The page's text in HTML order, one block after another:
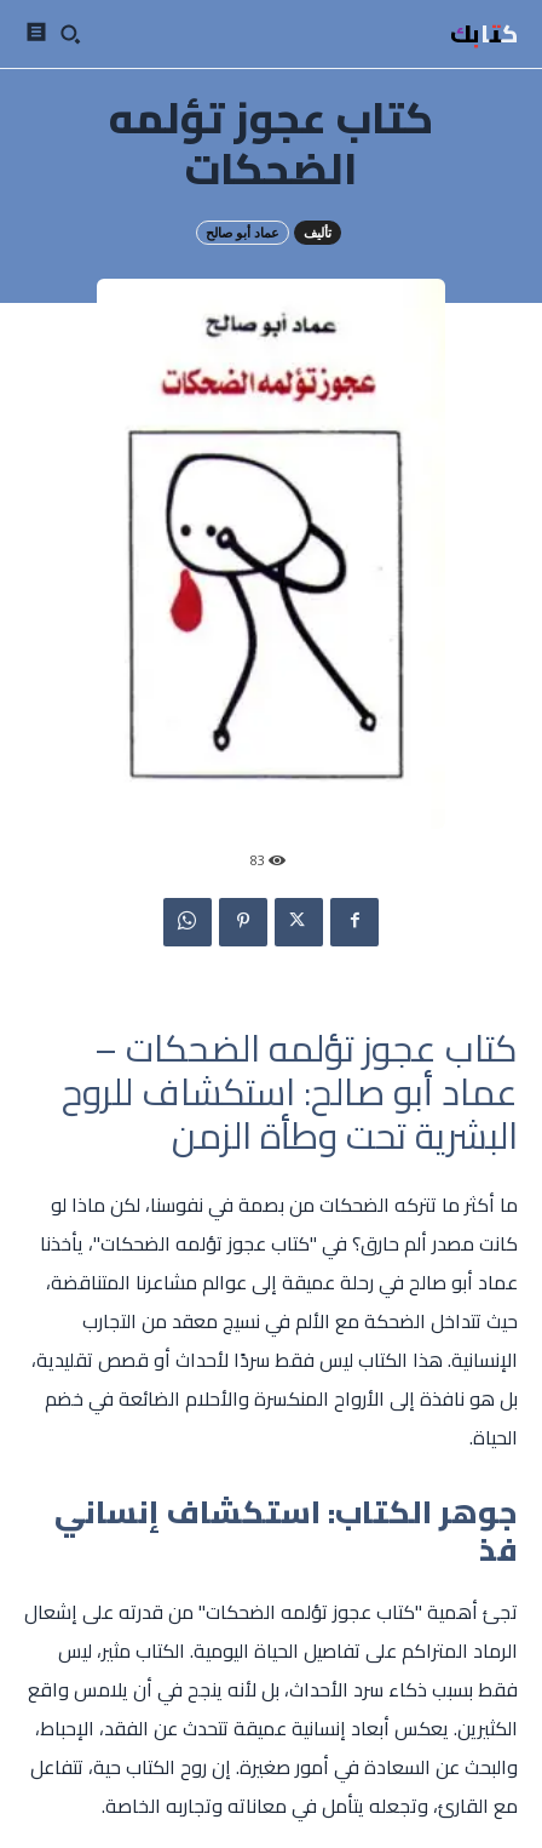
كتابك
كتاب عجوز تؤلمه
الضحكات
تأليف عماد أبو صالح
83
كتاب عجوز تؤلمه الضحكات –
عماد أبو صالح: استكشاف للروح
البشرية تحت وطأة الزمن
ما أكثر ما تتركه الضحكات من بصمة في نفوسنا، لكن ماذا لو
كانت مصدر ألم حارق؟ في "كتاب عجوز تؤلمه الضحكات"، يأخذنا
عماد أبو صالح في رحلة عميقة إلى عوالم مشاعرنا المتناقضة،
حيث تتداخل الضحكة مع الألم في نسيج معقد من التجارب
الإنسانية. هذا الكتاب ليس فقط سردًا لأحداث أو قصص تقليدية،
بل هو نافذة إلى الأرواح المنكسرة والأحلام الضائعة في خضم
الحياة.
جوهر الكتاب: استكشاف إنساني
فذ
تجئ أهمية "كتاب عجوز تؤلمه الضحكات" من قدرته على إشعال
الرماد المتراكم على تفاصيل الحياة اليومية. الكتاب مثير، ليس
فقط بسبب ذكاء سرد الأحداث، بل لأنه ينجح في أن يلامس واقع
الكثيرين. يعكس أبعاد إنسانية عميقة تتحدث عن الفقد، الإحباط،
والبحث عن السعادة في أمور صغيرة. إن روح الكتاب حية، تتفاعل
مع القارئ، وتجعله يتأمل في معاناته وتجاربه الخاصة.